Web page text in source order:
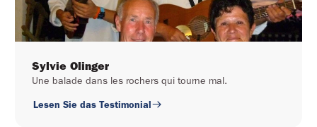
Sylvie Olinger
Une balade dans les rochers qui tourne mal.
Lesen Sie das Testimonial